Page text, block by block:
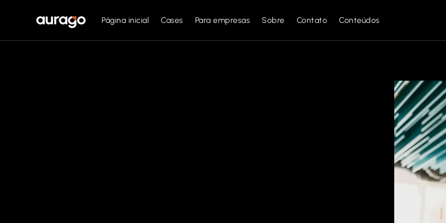
Página inicial Cases Para empresas Sobre Contato Conteúdos